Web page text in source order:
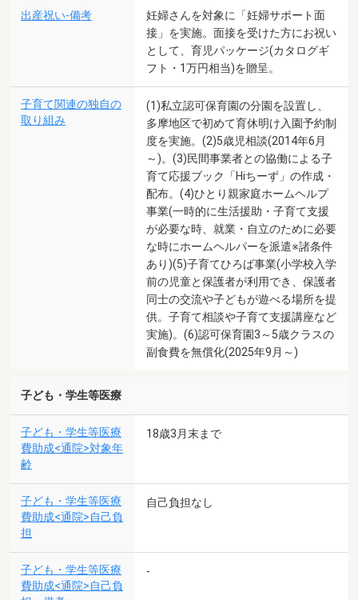
出産祝い-備考
妊婦さんを対象に「妊婦サポート面
接」を実施。面接を受けた方にお祝い
として、育児パッケージ(カタログギ
フト・1万円相当)を贈呈。
子育て関連の独自の
取り組み
(1)私立認可保育園の分園を設置し、
多摩地区で初めて育休明け入園予約制
度を実施。(2)5歳児相談(2014年6月
～)。(3)民間事業者との協働による子
育て応援ブック「Hiちーず」の作成・
配布。(4)ひとり親家庭ホームヘルプ
事業(一時的に生活援助・子育て支援
が必要な時、就業・自立のために必要
な時にホームヘルパーを派遣※諸条件
あり)(5)子育てひろば事業(小学校入学
前の児童と保護者が利用でき、保護者
同士の交流や子どもが遊べる場所を提
供。子育て相談や子育て支援講座など
実施)。(6)認可保育園3～5歳クラスの
副食費を無償化(2025年9月～)
子ども・学生等医療
子ども・学生等医療
費助成<通院>対象年
齢
18歳3月末まで
子ども・学生等医療
費助成<通院>自己負
担
自己負担なし
子ども・学生等医療
費助成<通院>自己負
-